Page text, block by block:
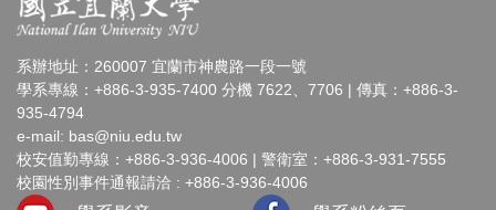
系辦地址：260007 宜蘭市神農路一段一號
學系專線：+886-3-935-7400 分機 7622、7706 | 傳真：+886-3-
935-4794
e-mail: bas@niu.edu.tw
校安值勤專線：+886-3-936-4006 | 警衛室：+886-3-931-7555
校園性別事件通報請洽 : +886-3-936-4006